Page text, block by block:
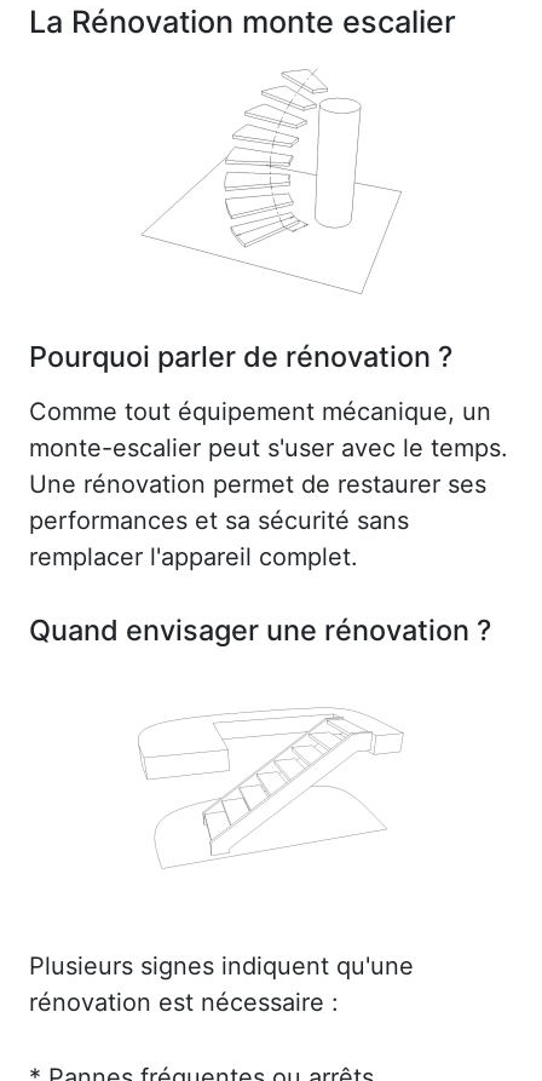
La Rénovation monte escalier
Pourquoi parler de rénovation ?
Comme tout équipement mécanique, un
monte-escalier peut s'user avec le temps.
Une rénovation permet de restaurer ses
performances et sa sécurité sans
remplacer l'appareil complet.
Quand envisager une rénovation ?
Plusieurs signes indiquent qu'une
rénovation est nécessaire :